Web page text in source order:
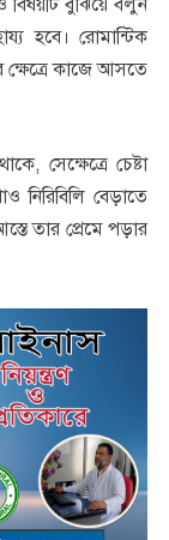
বুঝিয়ে বলুন
হবে। রোমান্টিক
ক্ষেত্রে কাজে আসতে
সেক্ষেত্রে চেষ্টা
বেড়াতে
তার প্রেমে পড়ার